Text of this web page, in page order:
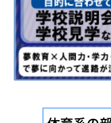
最近見た学校
東葉高等学校
ブックマークした学校